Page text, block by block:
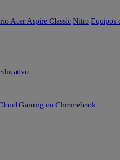
Acer Aspire Classic Nitro Equipos
Gaming on Chromebook